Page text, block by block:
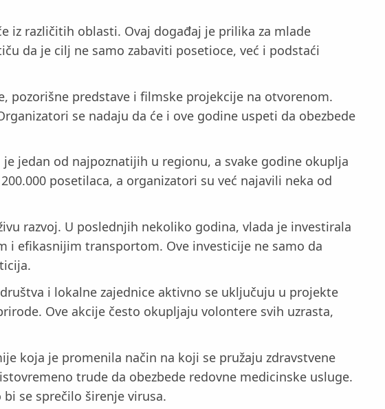
iz različitih oblasti. Ovaj događaj je prilika za mlade
da je cilj ne samo zabaviti posetioce, već i podstaći
pozorišne predstave i filmske projekcije na otvorenom.
se nadaju da će i ove godine uspeti da obezbede
jedan od najpoznatijih u regionu, a svake godine okuplja
posetilaca, a organizatori su već najavili neka od
razvoj. U poslednjih nekoliko godina, vlada je investirala
i efikasnijim transportom. Ove investicije ne samo da
i lokalne zajednice aktivno se uključuju u projekte
Ove akcije često okupljaju volontere svih uzrasta,
koja je promenila način na koji se pružaju zdravstvene
trude da obezbede redovne medicinske usluge.
se sprečilo širenje virusa.